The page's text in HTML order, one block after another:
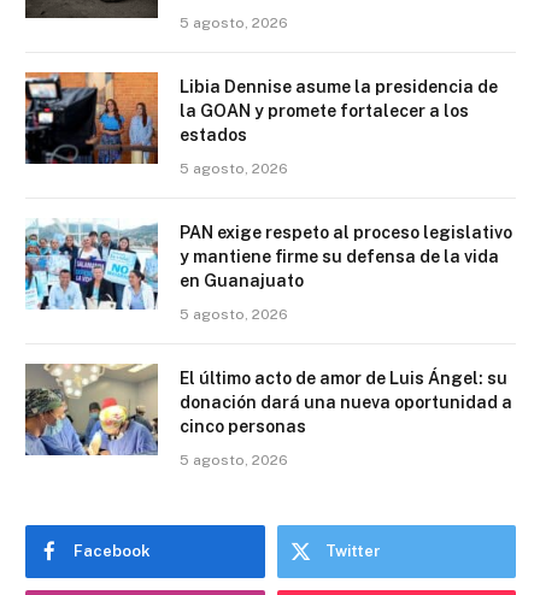
5 agosto, 2026
Libia Dennise asume la presidencia de
la GOAN y promete fortalecer a los
estados
5 agosto, 2026
PAN exige respeto al proceso legislativo
y mantiene firme su defensa de la vida
en Guanajuato
5 agosto, 2026
El último acto de amor de Luis Ángel: su
donación dará una nueva oportunidad a
cinco personas
5 agosto, 2026
Facebook Twitter